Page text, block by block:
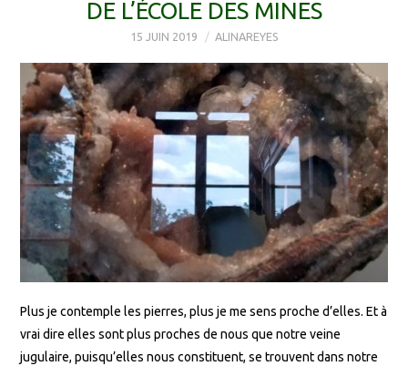
DE L’ÉCOLE DES MINES
15 JUIN 2019 ALINAREYES
Plus je contemple les pierres, plus je me sens proche d’elles. Et à
vrai dire elles sont plus proches de nous que notre veine
jugulaire, puisqu’elles nous constituent, se trouvent dans notre